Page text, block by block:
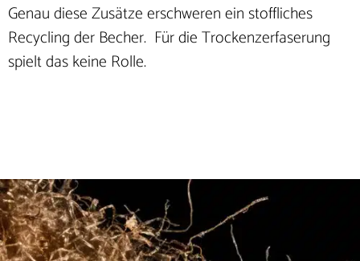
Genau diese Zusätze erschweren ein stoffliches
Recycling der Becher. Für die Trockenzerfaserung
spielt das keine Rolle.